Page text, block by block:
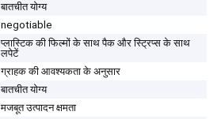
बातचीत योग्य
negotiable
प्लास्टिक की फिल्मों के साथ पैक और स्ट्रिप्स के साथ
लपेटें
ग्राहक की आवश्यकता के अनुसार
बातचीत योग्य
मजबूत उत्पादन क्षमता